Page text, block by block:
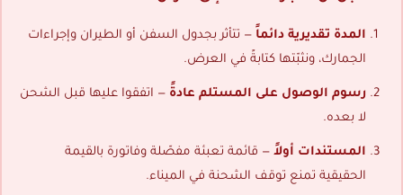
المدة تقديرية دائماً — تتأثر بجدول السفن أو الطيران وإجراءات
الجمارك، ونثبّتها كتابةً في العرض.
رسوم الوصول على المستلم عادةً — اتفقوا عليها قبل الشحن
لا بعده.
المستندات أولاً — قائمة تعبئة مفصّلة وفاتورة بالقيمة
الحقيقية تمنع توقف الشحنة في الميناء.